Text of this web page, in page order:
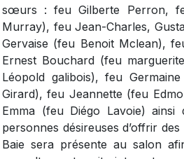
sœurs : feu Gilberte Perron,
Murray), feu Jean-Charles,
Gervaise (feu Benoit Mclean),
Ernest Bouchard (feu
Léopold galibois), feu
Girard), feu Jeannette (feu
Emma (feu Diégo Lavoie)
personnes désireuses d’offrir
Baie sera présente au salon